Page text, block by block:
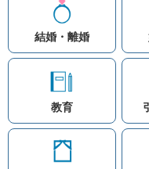
結婚・離婚
教育